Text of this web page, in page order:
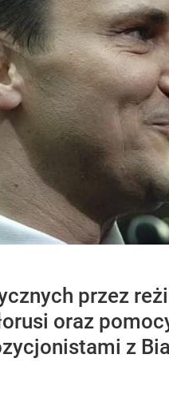
przez
oraz
z